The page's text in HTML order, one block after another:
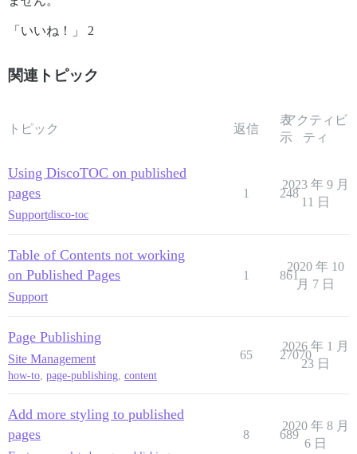
「いいね！」 2
関連トピック
トピック 返信
表
示
アクティビ
ティ
Using DiscoTOC on published
pages
Supportdisco-toc
1 248
2023 年 9 月
11 日
Table of Contents not working
on Published Pages
Support
1 861
2020 年 10
月 7 日
Page Publishing
Site Management
how-to page-publishing content
65 27070
2026 年 1 月
23 日
Add more styling to published
pages
8 689
2020 年 8 月
6 日